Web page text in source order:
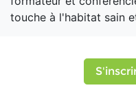
touche à l'habitat sain